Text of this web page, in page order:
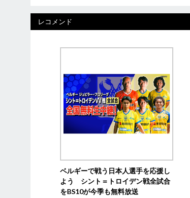
レコメンド
ベルギーで戦う日本人選手を応援し
よう シント＝トロイデン戦全試合
をBS10が今季も無料放送